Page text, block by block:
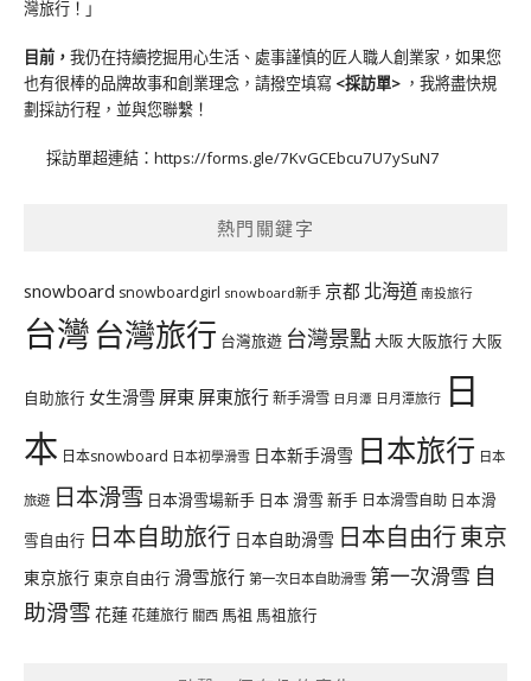
灣旅行！」
目前， 我仍在持續挖掘用心生活、處事謹慎的匠人職人創業家，如果您
也有很棒的品牌故事和創業理念，請撥空填寫 <採訪單> ，我將盡快規
劃採訪行程，並與您聯繫！
採訪單超連結： https://forms.gle/7KvGCEbcu7U7ySuN7
熱門關鍵字
snowboard snowboardgirl snowboard新手 京都 北海道 南投旅行
台灣台灣旅行 台灣旅遊 台灣景點大阪大阪旅行大阪
自助旅行 女生滑雪 屏東 屏東旅行新手滑雪 日月潭 日月潭旅行 日
本 日本snowboard 日本初學滑雪 日本新手滑雪 日本旅行 日本
旅遊 日本滑雪 日本滑雪場新手 日本 滑雪 新手 日本滑雪自助 日本滑
雪自由行 日本自助旅行 日本自助滑雪 日本自由行東京
東京旅行 東京自由行 滑雪旅行 第一次日本自助滑雪 第一次滑雪 自
助滑雪 花蓮花蓮旅行 關西 馬祖 馬祖旅行